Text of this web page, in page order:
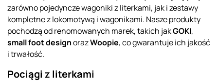
zarówno pojedyncze wagoniki z literkami, jak i zestawy
kompletne z lokomotywą i wagonikami. Nasze produkty
pochodzą od renomowanych marek, takich jakGOKI,
small foot designorazWoopie, co gwarantuje ich jakość
i trwałość.
Pociągi z literkami